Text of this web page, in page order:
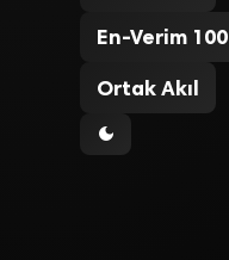
En-Verim 100
Ortak Akıl